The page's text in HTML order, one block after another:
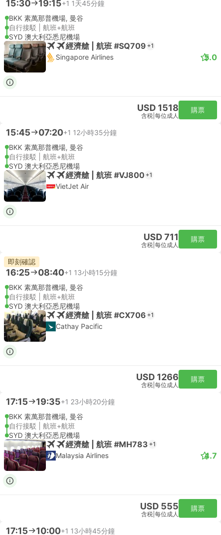
15:30 19:15+1 1天45分鐘
BKK 素萬那普機場, 曼谷
自行接駁 | 航班+航班
SYD 澳大利亞悉尼機場
經濟艙 | 航班 #SQ709 +1
Singapore Airlines 5.0
USD 1518
含税 每位成人
購票
15:45 07:20+1 12小時35分鐘
BKK 素萬那普機場, 曼谷
自行接駁 | 航班+航班
SYD 澳大利亞悉尼機場
經濟艙 | 航班 #VJ800 +1
VietJet Air
USD 711
含税 每位成人
購票
即刻確認
16:25 08:40+1 13小時15分鐘
BKK 素萬那普機場, 曼谷
自行接駁 | 航班+航班
SYD 澳大利亞悉尼機場
經濟艙 | 航班 #CX706 +1
Cathay Pacific
USD 1266
含税 每位成人
購票
17:15 19:35+1 23小時20分鐘
BKK 素萬那普機場, 曼谷
自行接駁 | 航班+航班
SYD 澳大利亞悉尼機場
經濟艙 | 航班 #MH783 +1
Malaysia Airlines 4.7
USD 555
含税 每位成人
購票
17:15 10:00+1 13小時45分鐘